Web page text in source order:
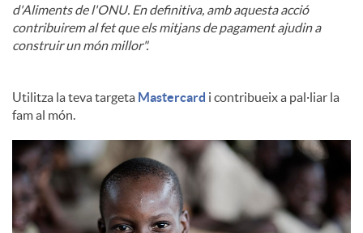
d'Aliments de l'ONU. En definitiva, amb aquesta acció
contribuirem al fet que els mitjans de pagament ajudin a
construir un món millor".
Utilitza la teva targeta Mastercard i contribueix a pal·liar la
fam al món.